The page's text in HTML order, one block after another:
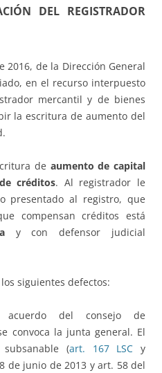
DEL REGISTRADOR
2016, de la Dirección General
en el recurso interpuesto
mercantil y de bienes
la escritura de aumento del
de aumento de capital
créditos. Al registrador le
presentado al registro, que
compensan créditos está
y con defensor judicial
siguientes defectos:
del consejo de
convoca la junta general. El
(art. 167 LSC y
de junio de 2013 y art. 58 del